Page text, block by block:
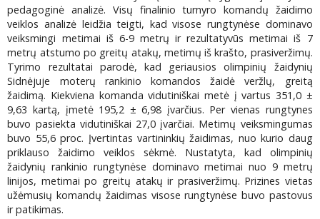
pedagoginė analizė. Visų finalinio turnyro komandų žaidimo
veiklos analizė leidžia teigti, kad visose rungtynėse dominavo
veiksmingi metimai iš 6-9 metrų ir rezultatyvūs metimai iš 7
metrų atstumo po greitų atakų, metimų iš krašto, prasiveržimų.
Tyrimo rezultatai parodė, kad geriausios olimpinių žaidynių
Sidnėjuje moterų rankinio komandos žaidė veržlų, greitą
žaidimą. Kiekviena komanda vidutiniškai metė į vartus 351,0 ±
9,63 kartą, įmetė 195,2 ± 6,98 įvarčius. Per vienas rungtynes
buvo pasiekta vidutiniškai 27,0 įvarčiai. Metimų veiksmingumas
buvo 55,6 proc. Įvertintas vartininkių žaidimas, nuo kurio daug
priklauso žaidimo veiklos sėkmė. Nustatyta, kad olimpinių
žaidynių rankinio rungtynėse dominavo metimai nuo 9 metrų
linijos, metimai po greitų atakų ir prasiveržimų. Prizines vietas
užėmusių komandų žaidimas visose rungtynėse buvo pastovus
ir patikimas.